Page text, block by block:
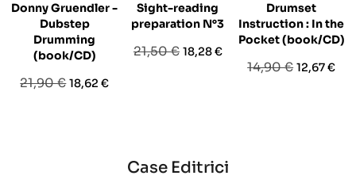
Donny Gruendler -
Dubstep
Drumming
(book/CD)
Prezzo
21,90 €Prezzo
18,62 €
Sight-reading
preparation N°3
Prezzo
21,50 € Prezzo
18,28 €
Drumset
Instruction : In the
Pocket (book/CD)
Prezzo
14,90 € Prezzo
12,67 €
Case Editrici